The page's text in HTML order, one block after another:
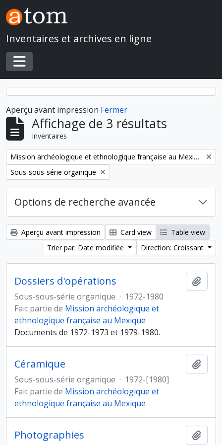
Skip to main content
Inventaires et archives en ligne
Toggle navigation
Aperçu avant impression Fermer
Affichage de 3 résultats
Inventaires
Remove filter:
Mission archéologique et ethnologique française au Mexique
Remove filter:
Sous-sous-série organique
Options de recherche avancée
Aperçu avant impression Card view
Table view
Trier par: Date modifiée
Direction: Croissant
Dossiers d'opérations
Sous-sous-série organique · 1972-1980
Fait partie de Mission archéologique et
ethnologique française au Mexique
Documents de 1972-1973 et 1979-1980.
Céramique
Sous-sous-série organique · 1972-[1980]
Fait partie de Mission archéologique et
ethnologique française au Mexique
Photographies